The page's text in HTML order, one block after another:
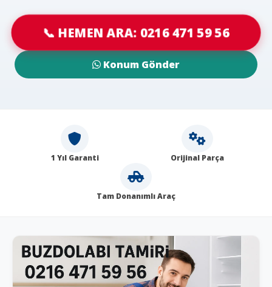
📞 HEMEN ARA: 0216 471 59 56
Konum Gönder
1 Yıl Garanti Orijinal Parça
Tam Donanımlı Araç